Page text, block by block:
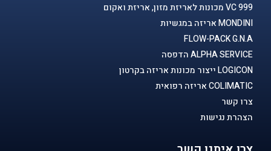
VC 999 מכונות לאריזת מזון, אריזת ואקום
MONDINI אריזה במגשיות
FLOW-PACK G.N.A
ALPHA SERVICE הדפסה
LOGICON ייצור מכונות אריזה בקרטון
COLIMATIC אריזה רפואית
צרו קשר
הצהרת נגישות